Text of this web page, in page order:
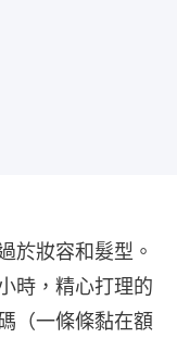
於妝容和髮型。
時，精心打理的
（一條條黏在額